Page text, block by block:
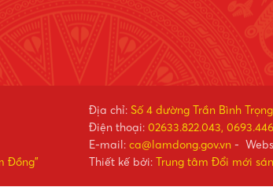
Đồng"
Địa chỉ: Số 4 đường Trần Bình
Điện thoại: 02633.822.043,
E-mail: ca@lamdong.gov.vn-
Thiết kế bởi: Trung tâm Đổi mới